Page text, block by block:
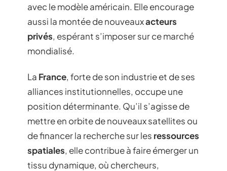
avec le modèle américain. Elle encourage
aussi la montée de nouveauxacteurs
privés, espérant s’imposer sur ce marché
mondialisé.
La France, forte de son industrie et de ses
alliances institutionnelles, occupe une
position déterminante. Qu’il s’agisse de
mettre en orbite de nouveaux satellites ou
de financer la recherche sur les ressources
spatiales, elle contribue à faire émerger un
tissu dynamique, où chercheurs,